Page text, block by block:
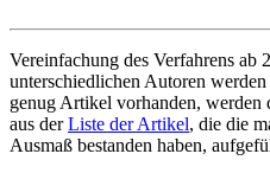
Vereinfachung des Verfahrens ab
unterschiedlichen Autoren
genug Artikel vorhanden,
aus derListe der Artikel, die die
Ausmaß bestanden haben,